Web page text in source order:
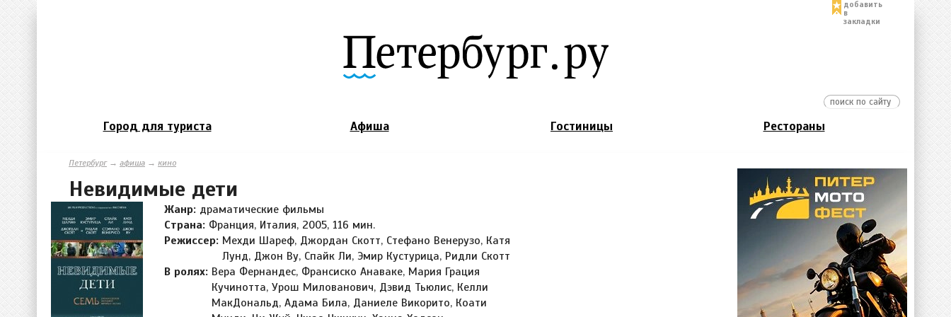
добавить
в
закладки
Город для туриста Афиша Гостиницы Рестораны
Петербург→ афиша → кино
Невидимые дети
Жанр: драматические фильмы
Страна: Франция, Италия, 2005, 116 мин.
Режиссер: Мехди Шареф, Джордан Скотт, Стефано Венерузо, Катя
Лунд, Джон Ву, Спайк Ли, Эмир Кустурица, Ридли Скотт
В ролях: Вера Фернандес, Франсиско Анаваке, Мария Грация
Кучинотта, Урош Милованович, Дэвид Тьюлис, Келли
МакДональд, Адама Била, Даниеле Викорито, Коати